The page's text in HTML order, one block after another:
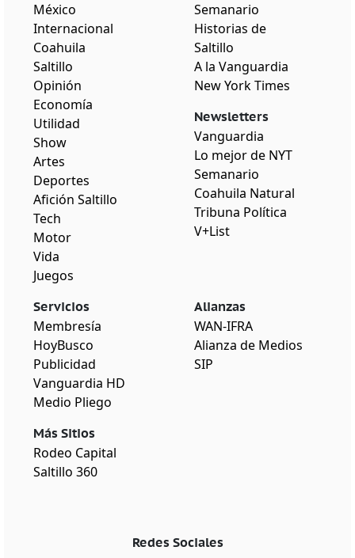
México
Internacional
Coahuila
Saltillo
Opinión
Economía
Utilidad
Show
Artes
Deportes
Afición Saltillo
Tech
Motor
Vida
Juegos
Semanario
Historias de
Saltillo
A la Vanguardia
New York Times
Newsletters
Vanguardia
Lo mejor de NYT
Semanario
Coahuila Natural
Tribuna Política
V+List
Servicios
Membresía
HoyBusco
Publicidad
Vanguardia HD
Medio Pliego
Más Sitios
Rodeo Capital
Saltillo 360
Alianzas
WAN-IFRA
Alianza de Medios
SIP
Redes Sociales